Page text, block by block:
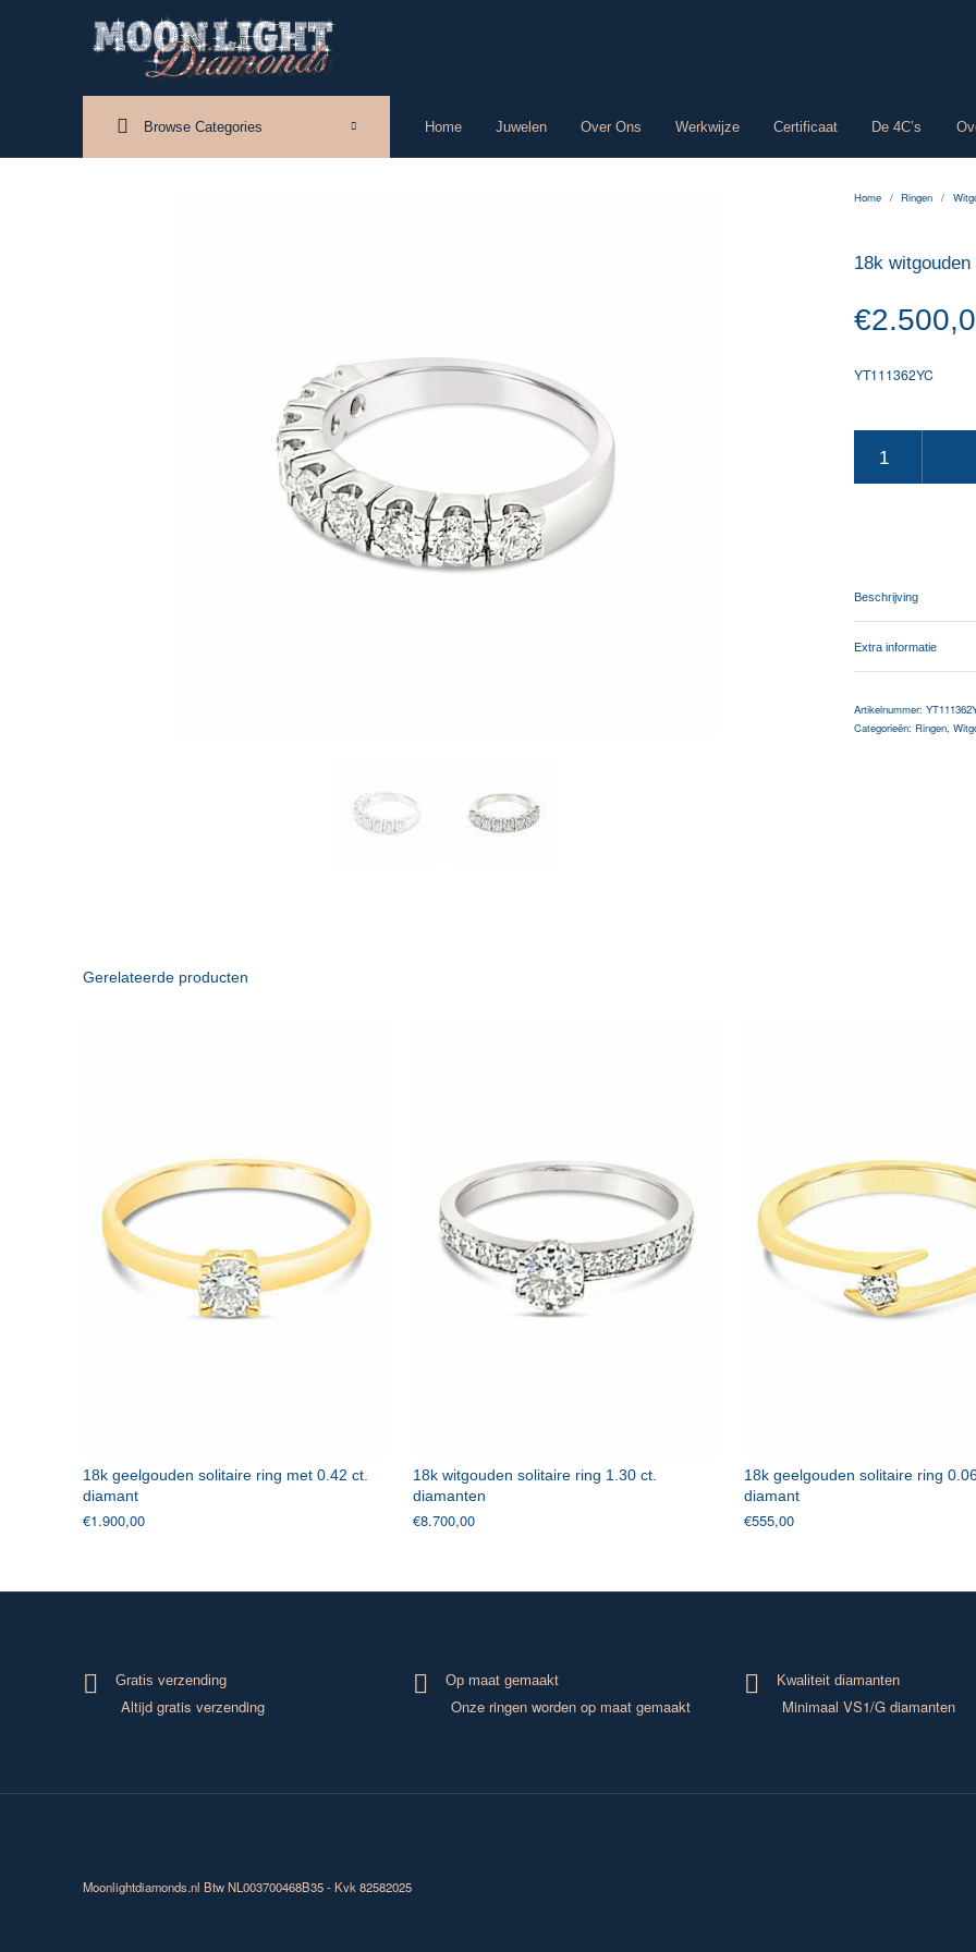
Home Juwelen Over Ons Werkwijze Certificaat De 4C’s
Browse Categories
Home / Ringen /
18k
€
YT111362YC
Beschrijving
Extra informatie
Artikelnummer:
Categorieën: Ringen,
Gerelateerde producten
18k geelgouden solitaire ring met 0.42 ct.
diamant
€1.900,00
18k witgouden solitaire ring 1.30 ct.
diamanten
€8.700,00
18k geelgouden solitaire ring
diamant
€555,00
Gratis verzending
Altijd gratis verzending
Op maat gemaakt
Onze ringen worden op maat gemaakt
Kwaliteit diamanten
Minimaal VS1/G diamanten
Moonlightdiamonds.nl Btw NL003700468B35 - Kvk 82582025